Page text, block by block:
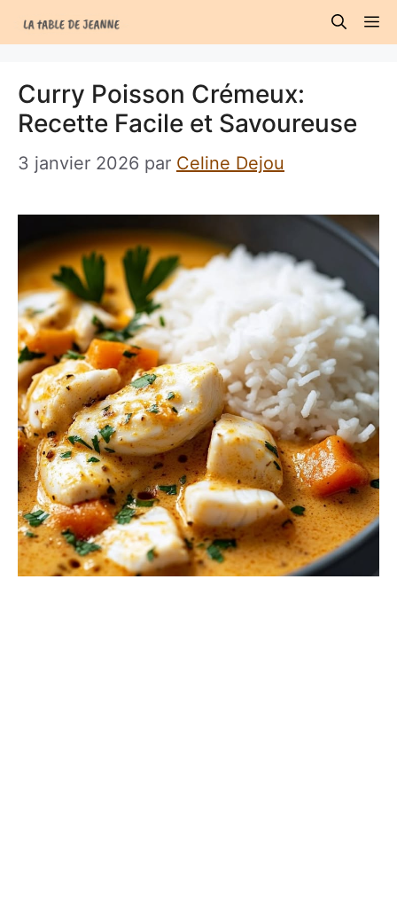
au
Curry Poisson Crémeux:
Recette Facile et Savoureuse
3 janvier 2026 par Celine Dejou